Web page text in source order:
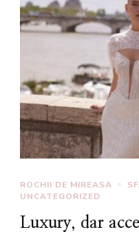
ROCHII DE MIREASA
UNCATEGORIZED
Luxury, dar